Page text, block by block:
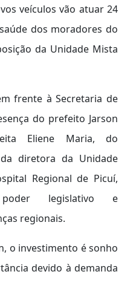
veículos vão atuar 24
dos moradores do
da Unidade Mista
frente à Secretaria de
do prefeito Jarson
Eliene Maria, do
diretora da Unidade
Regional de Picuí,
legislativo e
regionais.
o investimento é sonho
devido à demanda